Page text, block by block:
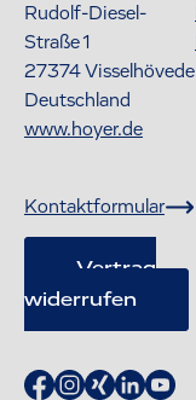
Rudolf-Diesel-
Straße 1
27374Visselhövede
Deutschland
www.hoyer.de
Kontaktformular
Vertrag
widerrufen